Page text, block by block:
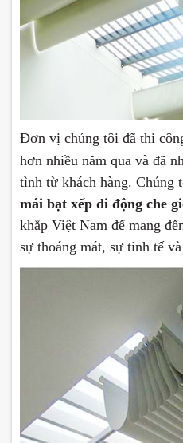
Đơn vị chúng tôi đã thi
hơn nhiều năm qua và đã
tình từ khách hàng. Chúng
mái bạt xếp di động che
khắp Việt Nam để mang
sự thoáng mát, sự tinh tế